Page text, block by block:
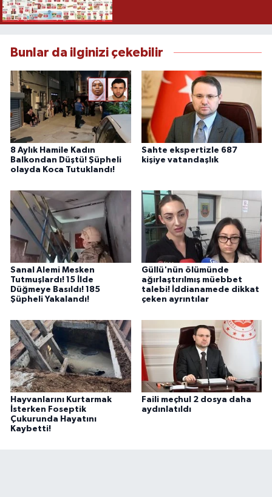
Bunlar da ilginizi çekebilir
8 Aylık Hamile Kadın
Balkondan Düştü! Şüpheli
olayda Koca Tutuklandı!
Sahte ekspertizle 687
kişiye vatandaşlık
Sanal Alemi Mesken
Tutmuşlardı! 15 İlde
Düğmeye Basıldı! 185
Şüpheli Yakalandı!
Güllü'nün ölümünde
ağırlaştırılmış müebbet
talebi! İddianamede dikkat
çeken ayrıntılar
Hayvanlarını Kurtarmak
İsterken Foseptik
Çukurunda Hayatını
Kaybetti!
Faili meçhul 2 dosya daha
aydınlatıldı